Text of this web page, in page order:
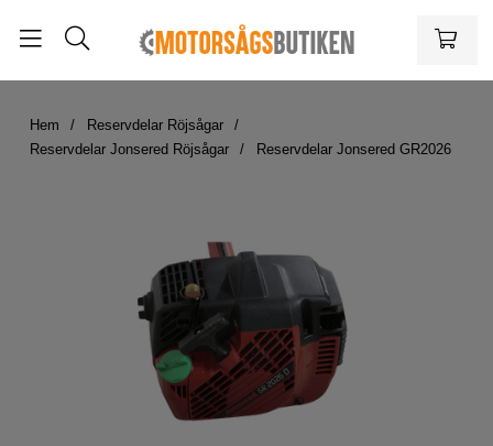
Hem
Reservdelar Röjsågar
Reservdelar Jonsered Röjsågar
Reservdelar Jonsered GR2026